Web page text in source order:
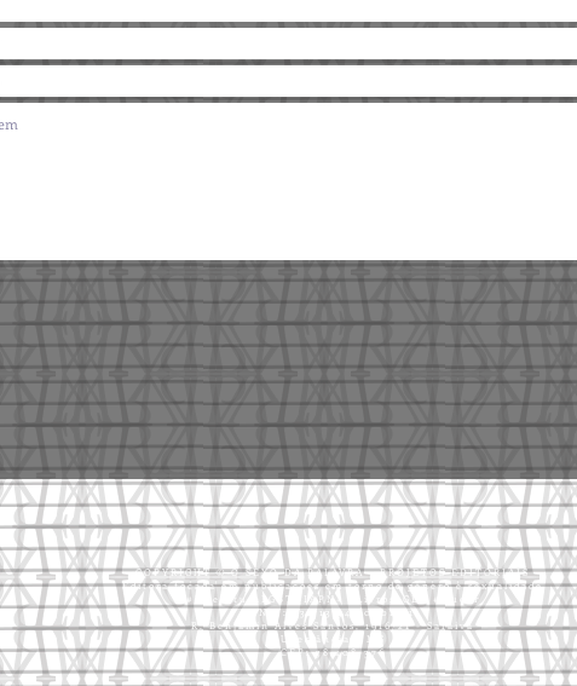
COPYRIGHT © O SEXO DA PALAVRA - PROJETOS EDITORIAIS
Editora focada em publicações em torno de gênero e sexualidade
#LiteraturaLGBTQIAPN+ #LivrosLGBT #Queer
CNPJ: 33.713.941/0001-21
R. Benjamin Alves Santos, 1916/21 - Saraiva
Uberlândia - MG
CEP: 38.408-376